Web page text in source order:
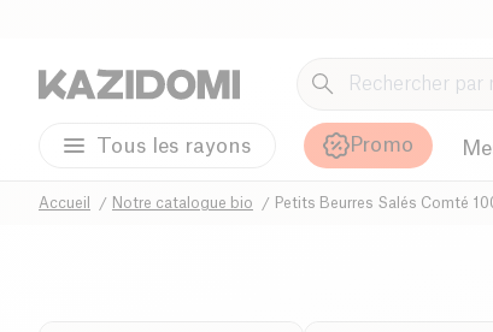
Tous les rayons Promo
Accueil Notre catalogue bio Petits Beurres Salés Comté